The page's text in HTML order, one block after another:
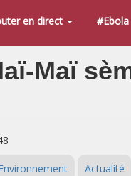
en direct #Ebola
Maï
Actualité